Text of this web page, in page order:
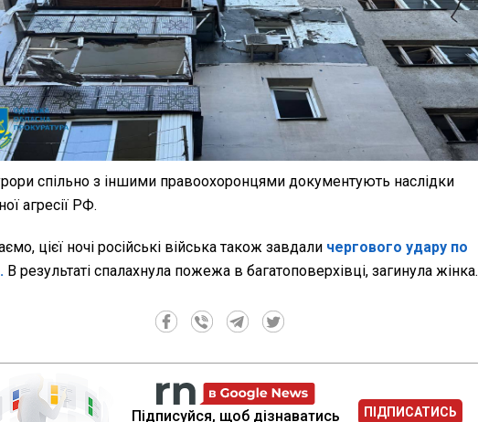
спільно з іншими правоохоронцями документують наслідки
агресії РФ.
цієї ночі російські війська також завдали чергового удару по
В результаті спалахнула пожежа в багатоповерхівці, загинула жінка.
Підписуйся, щоб дізнаватись
ПІДПИСАТИСЬ